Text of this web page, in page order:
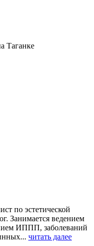
Таганке
по эстетической
Занимается ведением
ИППП, заболеваний
читать далее